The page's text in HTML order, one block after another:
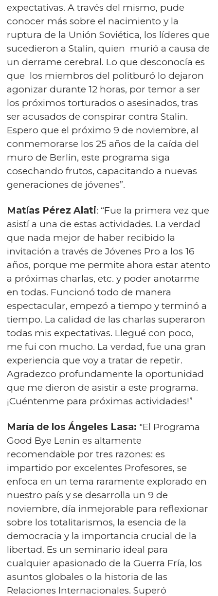
expectativas. A través del mismo, pude
conocer más sobre el nacimiento y la
ruptura de la Unión Soviética, los líderes que
sucedieron a Stalin, quien murió a causa de
un derrame cerebral. Lo que desconocía es
que los miembros del politburó lo dejaron
agonizar durante 12 horas, por temor a ser
los próximos torturados o asesinados, tras
ser acusados de conspirar contra Stalin.
Espero que el próximo 9 de noviembre, al
conmemorarse los 25 años de la caída del
muro de Berlín, este programa siga
cosechando frutos, capacitando a nuevas
generaciones de jóvenes”.
Matías Pérez Alati: “Fue la primera vez que
asistí a una de estas actividades. La verdad
que nada mejor de haber recibido la
invitación a través de Jóvenes Pro a los 16
años, porque me permite ahora estar atento
a próximas charlas, etc. y poder anotarme
en todas. Funcionó todo de manera
espectacular, empezó a tiempo y terminó a
tiempo. La calidad de las charlas superaron
todas mis expectativas. Llegué con poco,
me fui con mucho. La verdad, fue una gran
experiencia que voy a tratar de repetir.
Agradezco profundamente la oportunidad
que me dieron de asistir a este programa.
¡Cuéntenme para próximas actividades!”
María de los Ángeles Lasa: "El Programa
Good Bye Lenin es altamente
recomendable por tres razones: es
impartido por excelentes Profesores, se
enfoca en un tema raramente explorado en
nuestro país y se desarrolla un 9 de
noviembre, día inmejorable para reflexionar
sobre los totalitarismos, la esencia de la
democracia y la importancia crucial de la
libertad. Es un seminario ideal para
cualquier apasionado de la Guerra Fría, los
asuntos globales o la historia de las
Relaciones Internacionales. Superó